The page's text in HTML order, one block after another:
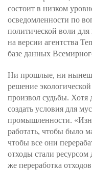
состоит в низком
осведомленности по
политической воли
на версии агентства
базе данных
Ни прошлые, ни
решение
произвол судьбы.
создать условия для
промышленности.
работать, чтобы было
чтобы все они
отходы стали
же переработка